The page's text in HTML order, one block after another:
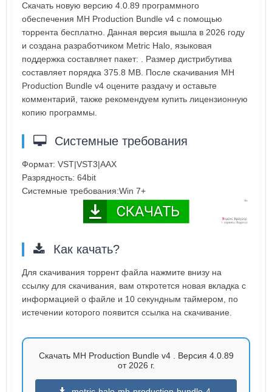
Скачать новую версию 4.0.89 программного
обеспечения MH Production Bundle v4 с помощью
торрента бесплатно. Данная версия вышла в 2026 году
и создана разработчиком Metric Halo, языковая
поддержка составляет пакет: . Размер дистрибутива
составляет порядка 375.8 MB. После скачивания MH
Production Bundle v4 оцените раздачу и оставьте
комментарий, также рекомендуем купить лицензионную
копию программы.
Системные требования
Формат: VST|VST3|AAX
Разрядность: 64bit
Системные требования:Win 7+
Как качать?
Для скачивания торрент файла нажмите внизу на
ссылку для скачивания, вам откротется новая вкладка с
информацией о файле и 10 секундным таймером, по
истечении которого появится ссылка на скачивание.
Скачать MH Production Bundle v4 . Версия 4.0.89
от 2026 г.